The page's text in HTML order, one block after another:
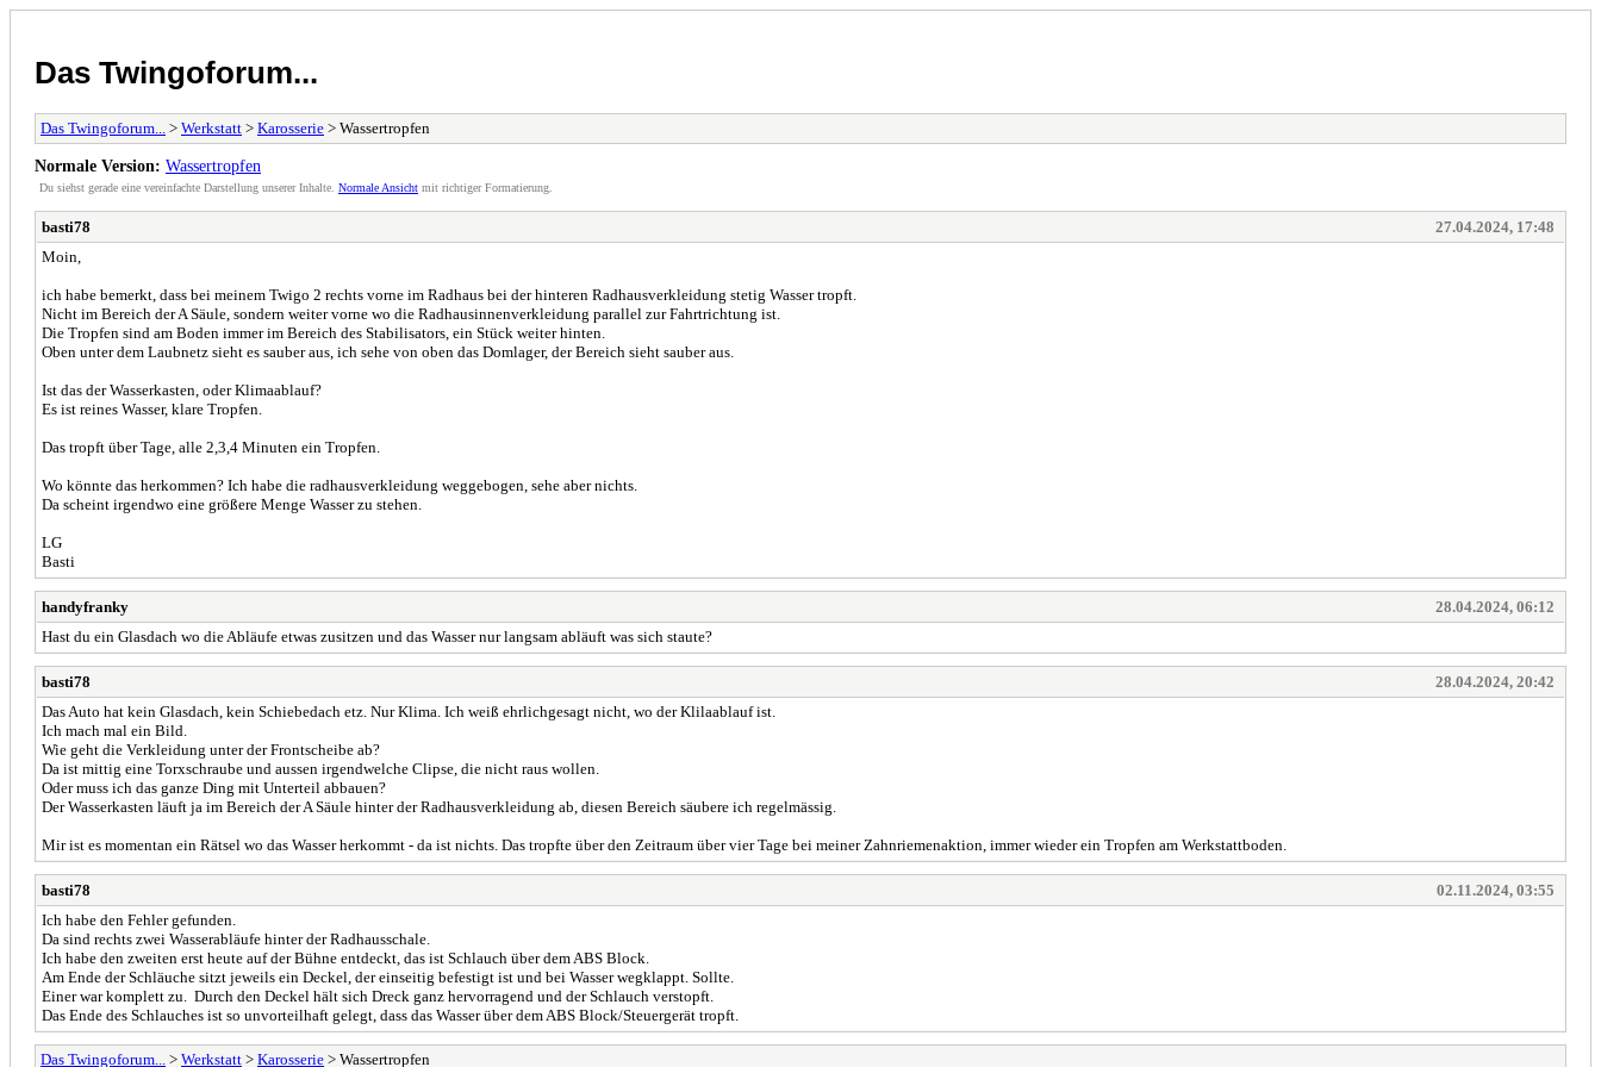
Das Twingoforum...
Das Twingoforum... > Werkstatt > Karosserie > Wassertropfen
Normale Version: Wassertropfen
Du siehst gerade eine vereinfachte Darstellung unserer Inhalte. Normale Ansicht mit richtiger Formatierung.
basti78
27.04.2024, 17:48
Moin,
ich habe bemerkt, dass bei meinem Twigo 2 rechts vorne im Radhaus bei der hinteren Radhausverkleidung stetig Wasser tropft.
Nicht im Bereich der A Säule, sondern weiter vorne wo die Radhausinnenverkleidung parallel zur Fahrtrichtung ist.
Die Tropfen sind am Boden immer im Bereich des Stabilisators, ein Stück weiter hinten.
Oben unter dem Laubnetz sieht es sauber aus, ich sehe von oben das Domlager, der Bereich sieht sauber aus.
Ist das der Wasserkasten, oder Klimaablauf?
Es ist reines Wasser, klare Tropfen.
Das tropft über Tage, alle 2,3,4 Minuten ein Tropfen.
Wo könnte das herkommen? Ich habe die radhausverkleidung weggebogen, sehe aber nichts.
Da scheint irgendwo eine größere Menge Wasser zu stehen.
LG
Basti
handyfranky
28.04.2024, 06:12
Hast du ein Glasdach wo die Abläufe etwas zusitzen und das Wasser nur langsam abläuft was sich staute?
basti78
28.04.2024, 20:42
Das Auto hat kein Glasdach, kein Schiebedach etz. Nur Klima. Ich weiß ehrlichgesagt nicht, wo der Klilaablauf ist.
Ich mach mal ein Bild.
Wie geht die Verkleidung unter der Frontscheibe ab?
Da ist mittig eine Torxschraube und aussen irgendwelche Clipse, die nicht raus wollen.
Oder muss ich das ganze Ding mit Unterteil abbauen?
Der Wasserkasten läuft ja im Bereich der A Säule hinter der Radhausverkleidung ab, diesen Bereich säubere ich regelmässig.
Mir ist es momentan ein Rätsel wo das Wasser herkommt - da ist nichts. Das tropfte über den Zeitraum über vier Tage bei meiner Zahnriemenaktion, immer wieder ein Tropfen am Werkstattboden.
basti78
02.11.2024, 03:55
Ich habe den Fehler gefunden.
Da sind rechts zwei Wasserabläufe hinter der Radhausschale.
Ich habe den zweiten erst heute auf der Bühne entdeckt, das ist Schlauch über dem ABS Block.
Am Ende der Schläuche sitzt jeweils ein Deckel, der einseitig befestigt ist und bei Wasser wegklappt. Sollte.
Einer war komplett zu. Durch den Deckel hält sich Dreck ganz hervorragend und der Schlauch verstopft.
Das Ende des Schlauches ist so unvorteilhaft gelegt, dass das Wasser über dem ABS Block/Steuergerät tropft.
Das Twingoforum... > Werkstatt > Karosserie > Wassertropfen